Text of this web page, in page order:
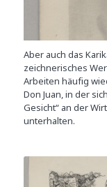
Aber auch das
zeichnerisches
Arbeiten häufig
Don Juan, in der
Gesicht“ an der
unterhalten.